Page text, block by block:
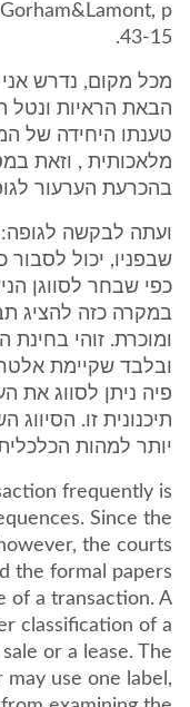
p
43-15.
מכל מקום, נדרש
הבאת הראיות ונטל
טענתו היחידה של
מלאכותית , וזאת
בהכרעת הערעור
ועתה לבקשה
שבפניו, יכול לסבור
כפי שבחר לסווגן
במקרה כזה להציג
ומוכרת. זוהי
ובלבד שקיימת
פיה ניתן לסווג את
תיכנונית זו. הסיווג
יותר למהות
frequently is
Since the
the courts
the formal papers
of a transaction. A
classification of a
or a lease. The
use one label,